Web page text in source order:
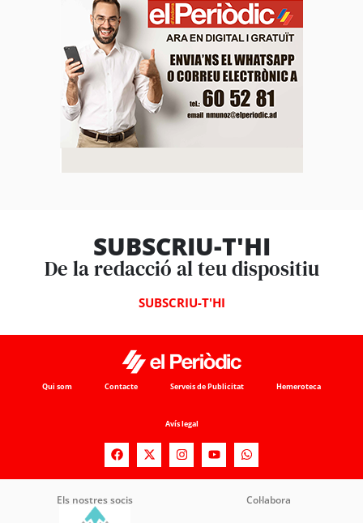
SUBSCRIU-T'HI
De la redacció al teu dispositiu
SUBSCRIU-T'HI
Qui som Contacte Serveis de Publicitat Hemeroteca
Avís legal
Els nostres socis Col·labora